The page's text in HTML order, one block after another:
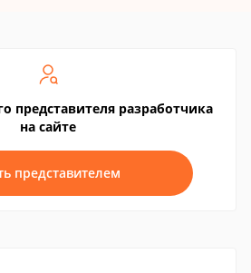
представителя разработчика
на сайте
представителем